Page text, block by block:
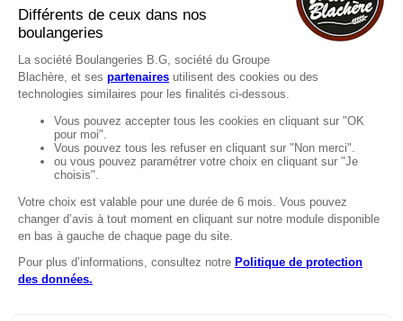
FAQ
Recrutement
MENTIONS
Mentions légales
Protection des données
LignÉthique
Caractéristiques environnementales des